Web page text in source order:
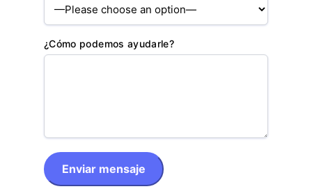
¿Cómo podemos ayudarle?